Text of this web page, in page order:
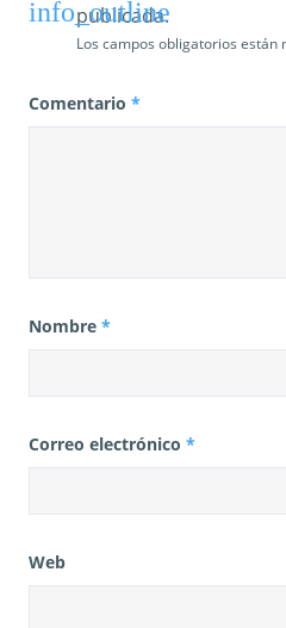
publicada.
Los campos obligatorios están
Comentario *
Nombre *
Correo electrónico *
Web